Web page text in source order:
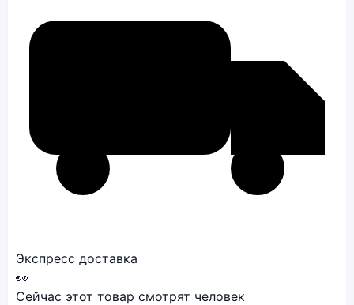
Экспресс доставка
👀
Сейчас этот товар смотрят человек